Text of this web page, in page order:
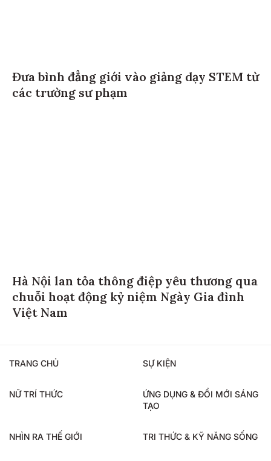
Đưa bình đẳng giới vào giảng dạy STEM từ
các trường sư phạm
Hà Nội lan tỏa thông điệp yêu thương qua
chuỗi hoạt động kỷ niệm Ngày Gia đình
Việt Nam
TRANG CHỦ SỰ KIỆN
NỮ TRÍ THỨC
ỨNG DỤNG & ĐỔI MỚI SÁNG
TẠO
NHÌN RA THẾ GIỚI TRI THỨC & KỸ NĂNG SỐNG